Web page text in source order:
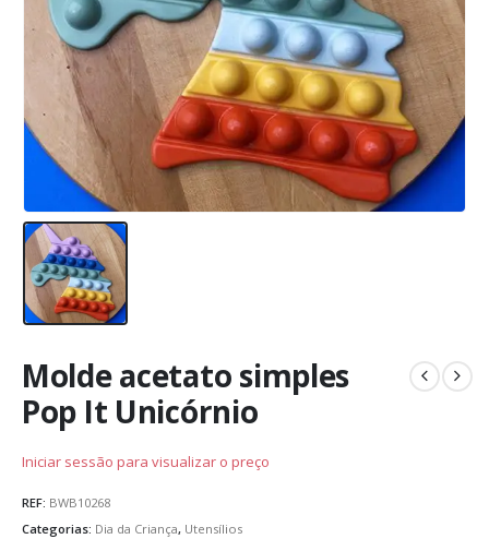
Molde acetato simples
Pop It Unicórnio
Iniciar sessão para visualizar o preço
REF: BWB10268
Categorias: Dia da Criança, Utensílios